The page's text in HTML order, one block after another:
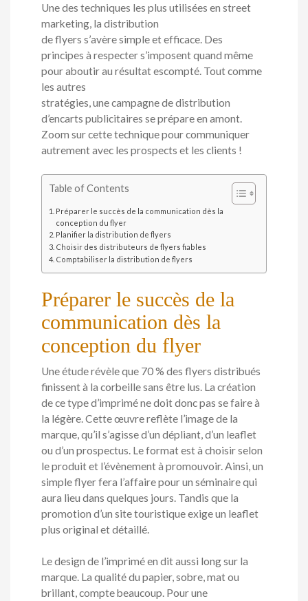
Une des techniques les plus utilisées en street
marketing, la distribution
de flyers s’avère simple et efficace. Des
principes à respecter s’imposent quand même
pour aboutir au résultat escompté. Tout comme
les autres
stratégies, une campagne de distribution
d’encarts publicitaires se prépare en amont.
Zoom sur cette technique pour communiquer
autrement avec les prospects et les clients !
Table of Contents
Préparer le succès de la communication dès la
conception du flyer
Planifier la distribution de flyers
Choisir des distributeurs de flyers fiables
Comptabiliser la distribution de flyers
Préparer le succès de la
communication dès la
conception du flyer
Une étude révèle que 70 % des flyers distribués
finissent à la corbeille sans être lus. La création
de ce type d’imprimé ne doit donc pas se faire à
la légère. Cette œuvre reflète l’image de la
marque, qu’il s’agisse d’un dépliant, d’un leaflet
ou d’un prospectus. Le format est à choisir selon
le produit et l’évènement à promouvoir. Ainsi, un
simple flyer fera l’affaire pour un séminaire qui
aura lieu dans quelques jours. Tandis que la
promotion d’un site touristique exige un leaflet
plus original et détaillé.
Le design de l’imprimé en dit aussi long sur la
marque. La qualité du papier, sobre, mat ou
brillant, compte beaucoup. Pour une